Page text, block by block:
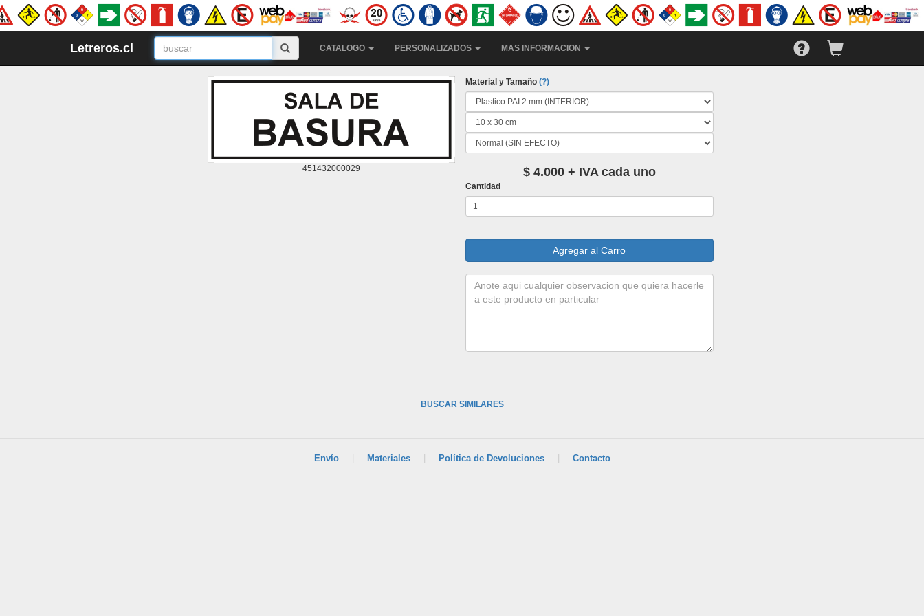
Letreros.cl CATALOGO PERSONALIZADOS MAS INFORMACION
451432000029
Material y Tamaño (?)
$ 4.000 + IVA cada uno
Cantidad
BUSCAR SIMILARES
Envío Materiales Política de Devoluciones Contacto